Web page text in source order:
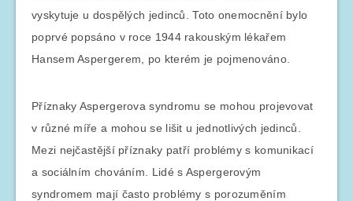
vyskytuje u dospělých jedinců. Toto onemocnění bylo
poprvé popsáno v roce 1944 rakouským lékařem
Hansem Aspergerem, po kterém je pojmenováno.
Příznaky Aspergerova syndromu se mohou projevovat
v různé míře a mohou se lišit u jednotlivých jedinců.
Mezi nejčastější příznaky patří problémy s komunikací
a sociálním chováním. Lidé s Aspergerovým
syndromem mají často problémy s porozuměním